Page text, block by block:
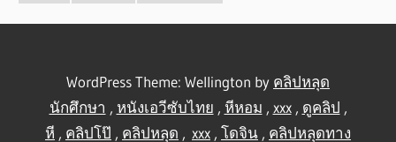
WordPress Theme: Wellington by คลิปหลุด
นักศึกษา , หนังเอวีซับไทย , หีหอม , xxx, ดูคลิป ,
หี , คลิปโป๊ , คลิปหลุด , xxx , โดจิน , คลิปหลุดทาง